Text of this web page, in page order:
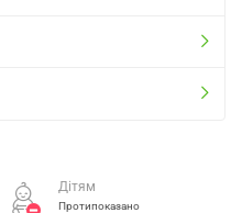
Дітям
Протипоказано